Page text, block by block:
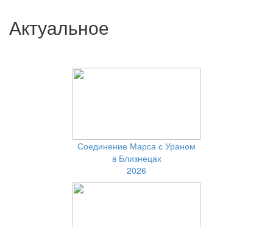
Актуальное
Соединение Марса с Ураном
в Близнецах
2026